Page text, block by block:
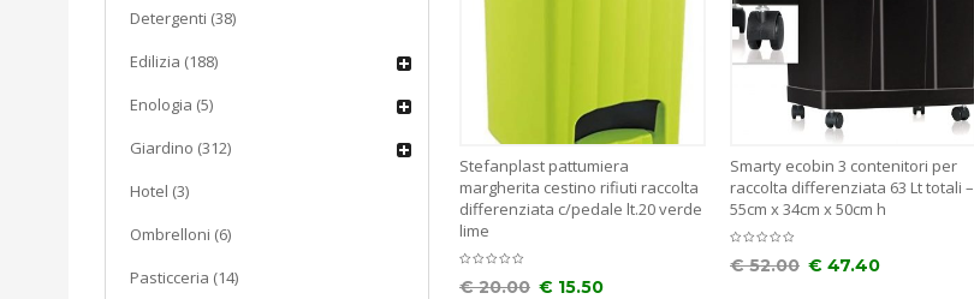
Detergenti (38)
Edilizia (188)
Enologia (5)
Giardino (312)
Hotel (3)
Ombrelloni (6)
Pasticceria (14)
Stefanplast pattumiera
margherita cestino rifiuti raccolta
differenziata c/pedale lt.20 verde
lime
€20.00 € 15.50
Smarty ecobin 3 contenitori per
raccolta differenziata 63 Lt totali –
55cm x 34cm x 50cm h
€52.00 € 47.40